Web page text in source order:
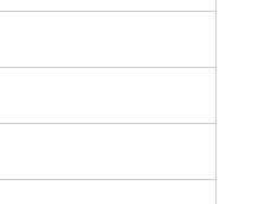
円 西都城
徒歩
円 西都城
徒歩
円 都城
徒歩
円 都城
徒歩